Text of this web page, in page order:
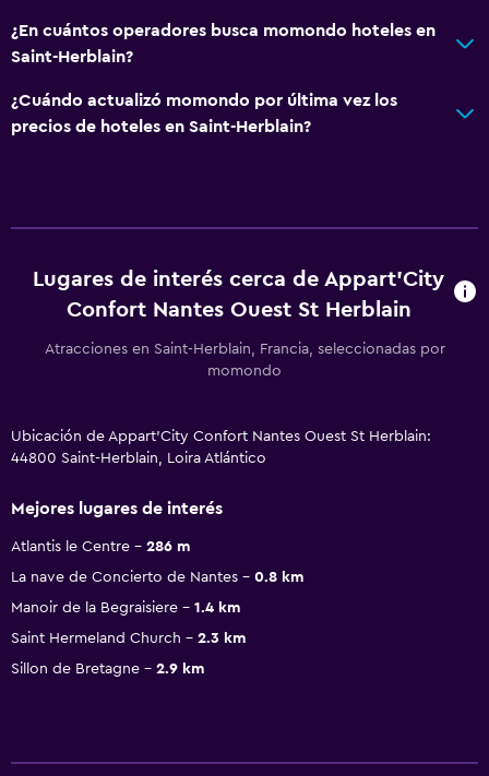
¿En cuántos operadores busca momondo hoteles en
Saint-Herblain?
¿Cuándo actualizó momondo por última vez los
precios de hoteles en Saint-Herblain?
Lugares de interés cerca de Appart'City
Confort Nantes Ouest St Herblain
Atracciones en Saint-Herblain, Francia, seleccionadas por
momondo
Ubicación de Appart'City Confort Nantes Ouest St Herblain:
44800 Saint-Herblain, Loira Atlántico
Mejores lugares de interés
Atlantis le Centre
286 m
La nave de Concierto de Nantes
0.8 km
Manoir de la Begraisiere
1.4 km
Saint Hermeland Church
2.3 km
Sillon de Bretagne
2.9 km